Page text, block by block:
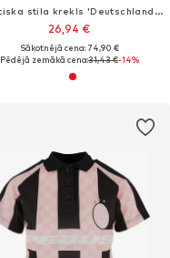
Sportiska stila krekls 'Deutschland 26 Tiro'
26,94 €
Sākotnējā cena: 74,90 €
Pēdējā zemākā cena:31,43 €-14%